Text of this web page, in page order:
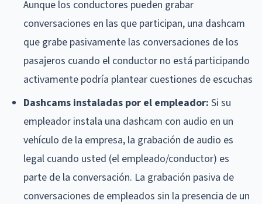
Aunque los conductores pueden grabar
conversaciones en las que participan, una dashcam
que grabe pasivamente las conversaciones de los
pasajeros cuando el conductor no está participando
activamente podría plantear cuestiones de escuchas
Dashcams instaladas por el empleador: Si su
empleador instala una dashcam con audio en un
vehículo de la empresa, la grabación de audio es
legal cuando usted (el empleado/conductor) es
parte de la conversación. La grabación pasiva de
conversaciones de empleados sin la presencia de un